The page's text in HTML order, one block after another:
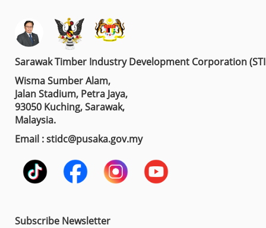
Sarawak Timber Industry Development Corporation
Wisma Sumber Alam,
Jalan Stadium, Petra Jaya,
93050 Kuching, Sarawak,
Malaysia.
Email : stidc@pusaka.gov.my
Subscribe Newsletter